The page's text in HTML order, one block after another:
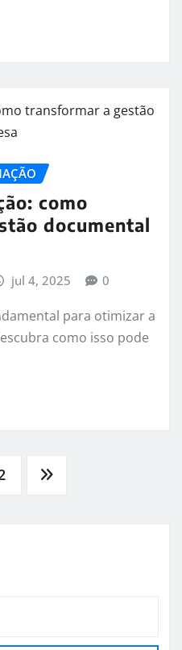
como
documental
jul 4, 2025 0
para otimizar a
como isso pode